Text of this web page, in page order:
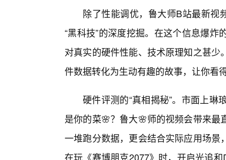
除了性能调优，鲁大师B站最新视
“黑科技”的深度挖掘。在这个信息爆
对真实的硬件性能、技术原理知之甚
件数据转化为生动有趣的故事，让你看
硬件评测的“真相揭秘”。市面上
是你的菜🌸？鲁大🌸师的视频会带来
一堆跑分数据，更会结合实际应用场
在玩《赛博朋克2077》时，开启光追